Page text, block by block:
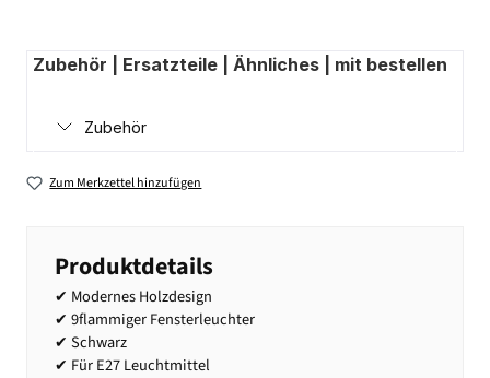
Zubehör | Ersatzteile | Ähnliches | mit bestellen
Zubehör
Zum Merkzettel hinzufügen
Produktdetails
✔ Modernes Holzdesign
✔ 9flammiger Fensterleuchter
✔ Schwarz
✔ Für E27 Leuchtmittel